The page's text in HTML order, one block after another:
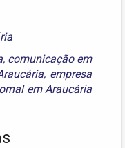
, comunicação em
, empresa
em Araucária